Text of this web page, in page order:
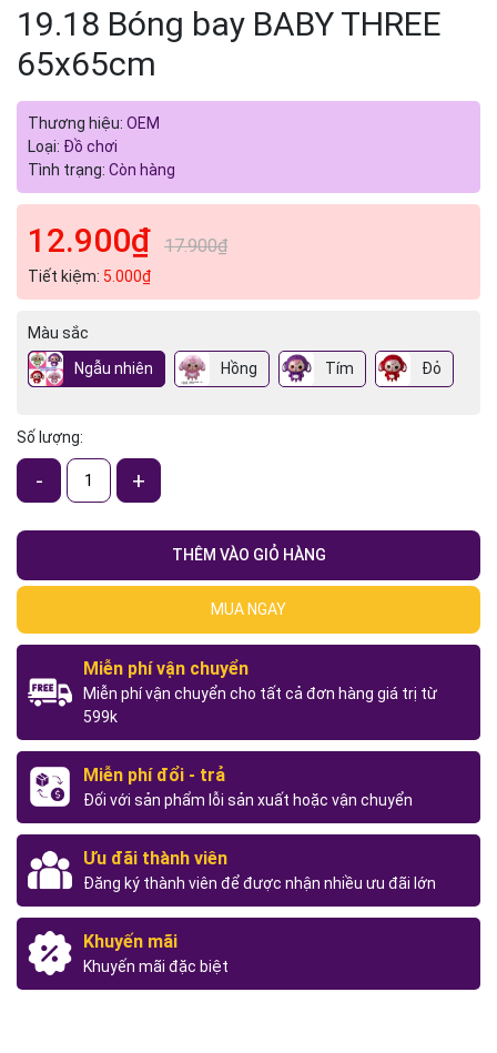
19.18 Bóng bay BABY THREE
65x65cm
Thương hiệu: OEM
Loại: Đồ chơi
Tình trạng: Còn hàng
12.900₫ 17.900₫
Tiết kiệm: 5.000₫
Màu sắc
Ngẫu nhiên
Hồng Tím Đỏ
Số lượng:
- +
THÊM VÀO GIỎ HÀNG
MUA NGAY
Miễn phí vận chuyển
Miễn phí vận chuyển cho tất cả đơn hàng giá trị từ
599k
Miễn phí đổi - trả
Đối với sản phẩm lỗi sản xuất hoặc vận chuyển
Ưu đãi thành viên
Đăng ký thành viên để được nhận nhiều ưu đãi lớn
Khuyến mãi
Khuyến mãi đặc biệt